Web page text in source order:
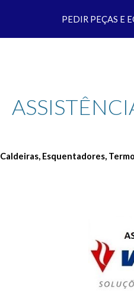
Skip to main
PEDIR PEÇAS E
Caldeiras, Esquentadores,